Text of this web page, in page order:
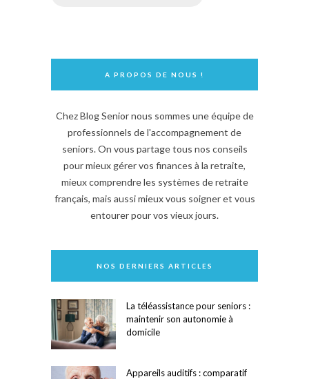
A PROPOS DE NOUS !
Chez Blog Senior nous sommes une équipe de
professionnels de l'accompagnement de
seniors. On vous partage tous nos conseils
pour mieux gérer vos finances à la retraite,
mieux comprendre les systèmes de retraite
français, mais aussi mieux vous soigner et vous
entourer pour vos vieux jours.
NOS DERNIERS ARTICLES
La téléassistance pour seniors :
maintenir son autonomie à
domicile
Appareils auditifs : comparatif